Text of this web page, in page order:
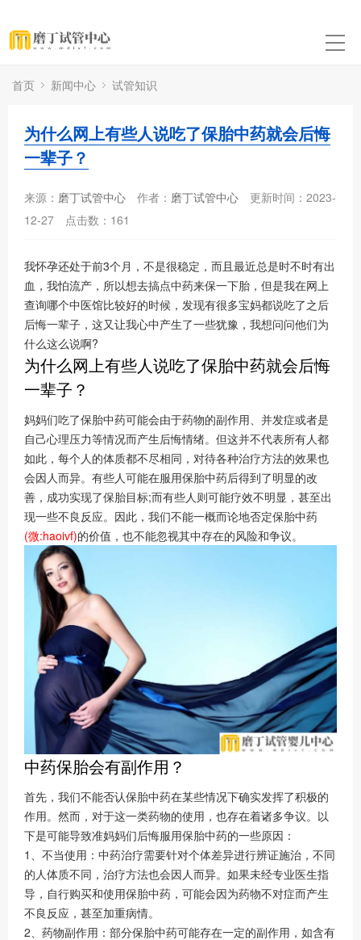
首页 新闻中心 试管知识
为什么网上有些人说吃了保胎中药就会后悔
一辈子？
来源： 磨丁试管中心 作者： 磨丁试管中心
更新时间：2023-
12-27
点击数： 161
我怀孕还处于前3个月，不是很稳定，而且最近总是时不时有出
血，我怕流产，所以想去搞点中药来保一下胎，但是我在网上
查询哪个中医馆比较好的时候，发现有很多宝妈都说吃了之后
后悔一辈子，这又让我心中产生了一些犹豫，我想问问他们为
什么这么说啊?
为什么网上有些人说吃了保胎中药就会后悔
一辈子？
妈妈们吃了保胎中药可能会由于药物的副作用、并发症或者是
自己心理压力等情况而产生后悔情绪。但这并不代表所有人都
如此，每个人的体质都不尽相同，对待各种治疗方法的效果也
会因人而异。有些人可能在服用保胎中药后得到了明显的改
善，成功实现了保胎目标;而有些人则可能疗效不明显，甚至出
现一些不良反应。因此，我们不能一概而论地否定保胎中药
(微:haoivf)的价值，也不能忽视其中存在的风险和争议。
中药保胎会有副作用？
首先，我们不能否认保胎中药在某些情况下确实发挥了积极的
作用。然而，对于这一类药物的使用，也存在着诸多争议。以
下是可能导致准妈妈们后悔服用保胎中药的一些原因：
1、不当使用：中药治疗需要针对个体差异进行辨证施治，不同
的人体质不同，治疗方法也会因人而异。如果未经专业医生指
导，自行购买和使用保胎中药，可能会因为药物不对症而产生
不良反应，甚至加重病情。
2、药物副作用：部分保胎中药可能存在一定的副作用，如含有